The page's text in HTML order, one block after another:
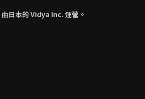
日本的 Vidya Inc. 運營。